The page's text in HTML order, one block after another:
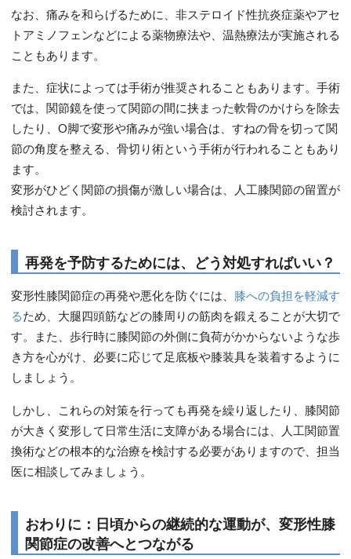
なお、痛みを和らげるために、非ステロイド性抗炎症薬やアセ
トアミノフェンなどによる薬物療法や、温熱療法が実施される
こともあります。
また、症状によっては手術が推奨されることもあります。手術
では、関節鏡を使って関節の間に挟まった軟骨のかけらを除去
したり、O脚で変形や痛みが強い場合は、すねの骨を切って関
節の角度を整える、骨切り術という手術が行われることもあり
ます。
変形がひどく関節の損傷が激しい場合は、人工膝関節の留置が
検討されます。
再発を予防するためには、どう対処すればいい？
変形性膝関節症の再発や悪化を防ぐには、 膝への負担を軽減す
るため、大腿四頭筋などの膝周りの筋肉を鍛えることが大切で
す。また、歩行時に膝関節の外側に負荷がかからないような歩
き方を心がけ、必要に応じて足底板や膝装具を装着するように
しましょう。
しかし、これらの対策を行っても再発を繰り返したり、膝関節
が大きく変形して日常生活に支障がある場合には、人工関節置
換術などの根本的な治療を検討する必要がありますので、担当
医に相談してみましょう。
おわりに：日頃からの継続的な運動が、変形性膝
関節症の改善へとつながる